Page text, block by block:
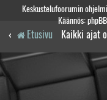
Keskustelufoorumin
Käännös:
Etusivu Kaikki ajat